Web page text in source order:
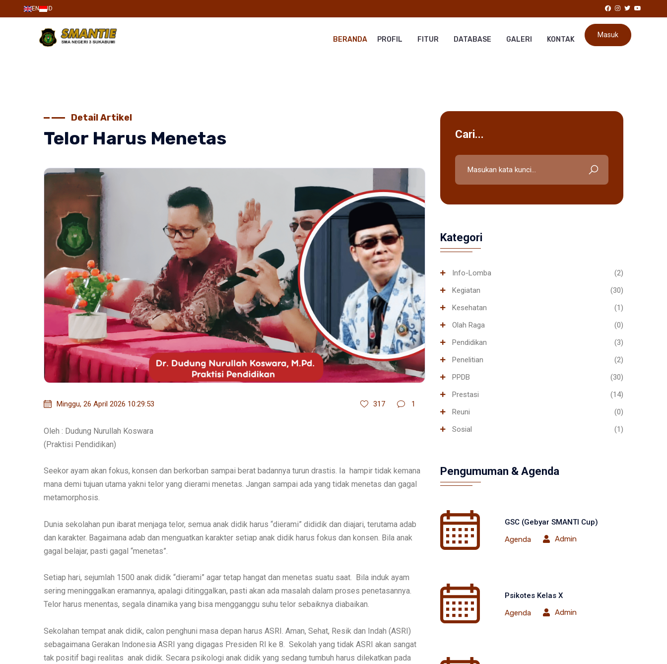
EN ID
Masuk
BERANDA PROFIL FITUR DATABASE GALERI KONTAK
Detail Artikel
Telor Harus Menetas
Minggu, 26 April 2026 10:29:53 317 1
Oleh : Dudung Nurullah Koswara
(Praktisi Pendidikan)
Seekor ayam akan fokus, konsen dan berkorban sampai berat badannya turun drastis. Ia hampir tidak kemana
mana demi tujuan utama yakni telor yang dierami menetas. Jangan sampai ada yang tidak menetas dan gagal
metamorphosis.
Dunia sekolahan pun ibarat menjaga telor, semua anak didik harus “dierami” dididik dan diajari, terutama adab
dan karakter. Bagaimana adab dan menguatkan karakter setiap anak didik harus fokus dan konsen. Bila anak
gagal belajar, pasti gagal “menetas”.
Setiap hari, sejumlah 1500 anak didik “dierami” agar tetap hangat dan menetas suatu saat. Bila induk ayam
sering meninggalkan eramannya, apalagi ditinggalkan, pasti akan ada masalah dalam proses penetasannya.
Telor harus menentas, segala dinamika yang bisa mengganggu suhu telor sebaiknya diabaikan.
Sekolahan tempat anak didik, calon penghuni masa depan harus ASRI. Aman, Sehat, Resik dan Indah (ASRI)
sebagaimana Gerakan Indonesia ASRI yang digagas Presiden RI ke 8. Sekolah yang tidak ASRI akan sangat
tak positif bagi realitas anak didik. Secara psikologi anak didik yang sedang tumbuh harus dilekatkan pada
Cari...
Kategori
Info-Lomba
(2)
Kegiatan
(30)
Kesehatan
(1)
Olah Raga
(0)
Pendidikan
(3)
Penelitian
(2)
PPDB
(30)
Prestasi
(14)
Reuni
(0)
Sosial
(1)
Pengumuman & Agenda
GSC (Gebyar SMANTI Cup)
Agenda
Admin
Psikotes Kelas X
Agenda
Admin